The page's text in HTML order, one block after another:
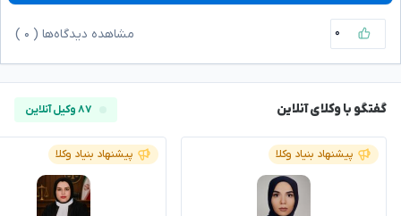
۰ مشاهده دیدگاه‌ها ( ۰
گفتگو با وکلای آنلاین ۸۷ وکیل آنلاین
پیشنهاد بنیاد وکلا پیشنهاد بنیاد وکلا